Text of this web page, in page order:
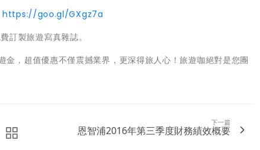
https://goo.gl/GXgz7a
訂製旅遊寫真雜誌。
金，超值優惠不僅震撼業界，更深得旅人心！旅遊咖絕對是您團
下一篇
恩智浦2016年第三季度財務績效概要